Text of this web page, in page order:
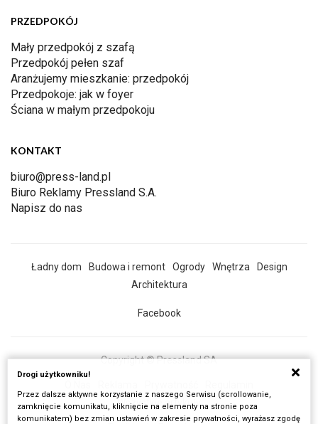
PRZEDPOKÓJ
Mały przedpokój z szafą
Przedpokój pełen szaf
Aranżujemy mieszkanie: przedpokój
Przedpokoje: jak w foyer
Ściana w małym przedpokoju
KONTAKT
biuro@press-land.pl
Biuro Reklamy Pressland S.A.
Napisz do nas
Ładny dom Budowa i remont Ogrody Wnętrza
Design
Architektura
Facebook
Copyright © Pressland SA
Wszystkie artykuły
Drogi użytkowniku!
Przez dalsze aktywne korzystanie z naszego Serwisu (scrollowanie,
zamknięcie komunikatu, kliknięcie na elementy na stronie poza
komunikatem) bez zmian ustawień w zakresie prywatności, wyrażasz zgodę